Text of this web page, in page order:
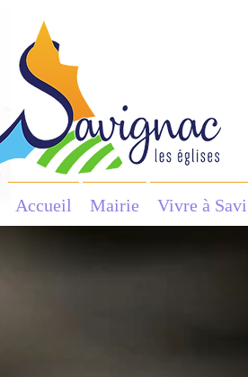
Accueil Mairie Vivre à